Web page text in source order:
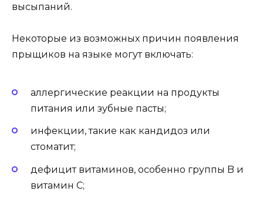
высыпаний.
Некоторые из возможных причин появления
прыщиков на языке могут включать:
аллергические реакции на продукты
питания или зубные пасты;
инфекции, такие как кандидоз или
стоматит;
дефицит витаминов, особенно группы B и
витамин C;